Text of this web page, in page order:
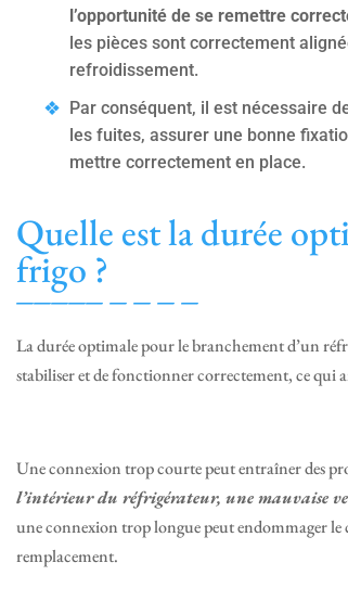
l’opportunité de se remettre
les pièces sont correctement
refroidissement.
Par conséquent, il est nécessaire
les fuites, assurer une bonne
mettre correctement en place.
Quelle est la durée
frigo ?
La durée optimale pour le branchement d’un
stabiliser et de fonctionner correctement, ce qui
Une connexion trop courte peut entraîner des
l’intérieur du réfrigérateur, une mauvaise
une connexion trop longue peut endommager le
remplacement.